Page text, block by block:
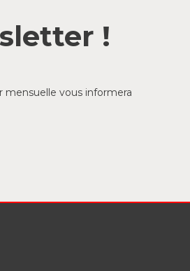
!
mensuelle vous informera